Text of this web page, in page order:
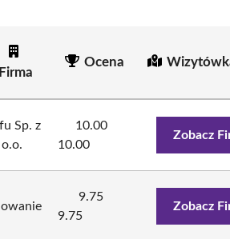
Firma
Ocena
Sp. z
o.o.
10.00
10.00
Zobacz
9.75
9.75
Zobacz